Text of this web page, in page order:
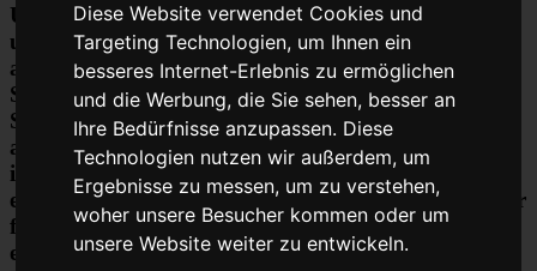
Diese Website verwendet Cookies und
Targeting Technologien, um Ihnen ein
besseres Internet-Erlebnis zu ermöglichen
und die Werbung, die Sie sehen, besser an
Ihre Bedürfnisse anzupassen. Diese
Technologien nutzen wir außerdem, um
Ergebnisse zu messen, um zu verstehen,
woher unsere Besucher kommen oder um
unsere Website weiter zu entwickeln.
Unser Betrieb steht für kostengünstige Prüfungen
und Reparaturen von Steuergeräten aller Art, unter
anderem von Motor-Steuergeräten, Airbag-
Steuergeräten, ABS-Steuergeräten uvm.
STEUBEL® verfügt dabei über viel Erfahrung und
ausgewiesene Expertise bei PKW-Steuergeräten und
insbesondere Motor-steuergeräte Reparaturen. So
ermöglicht STEUBEL® eine Steuergeräte Reparatur
für nahezu aller Hersteller und Fahrzeugarten - sei
es Motorrad oder LKW. Auch die Reparatur von